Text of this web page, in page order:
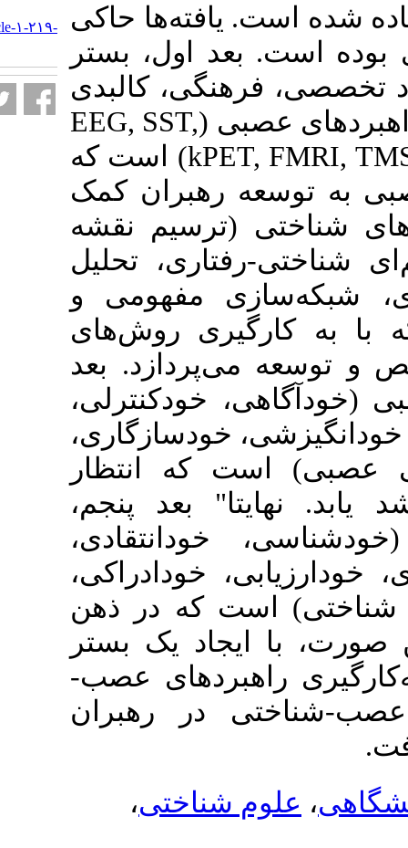
یافته‌ها حاکی
بعد اول، بستر
کالبدی
(
EEG, SST,
k) است که
رهبران کمک
(ترسیم نقشه
تحلیل
مفهومی و
روش‌های
می‌پردازد. بعد
خودکنترلی،
خودسازگاری،
که انتظار
بعد پنجم،
خودادراکی،
که در ذهن
ایجاد یک بستر
عصب-
در رهبران
شناختی،
http://journalieaa.ir/article-۱-۲۱۹-